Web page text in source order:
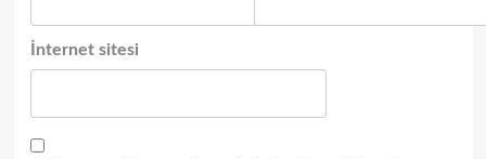
İnternet sitesi